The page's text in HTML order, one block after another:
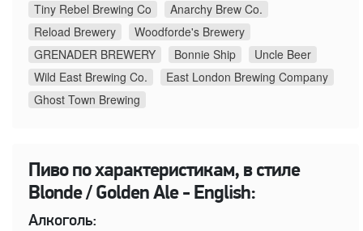
Tiny Rebel Brewing Co
Anarchy Brew Co.
Reload Brewery
Woodforde's Brewery
GRENADER BREWERY
Bonnie Ship
Uncle Beer
Wild East Brewing Co.
East London Brewing Company
Ghost Town Brewing
Пиво по характеристикам, в стиле
Blonde / Golden Ale - English:
Алкоголь: